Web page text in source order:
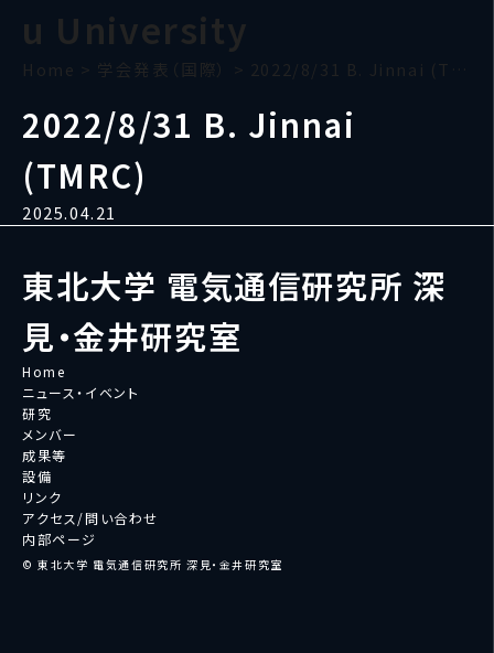
u University
Home > 学会発表（国際） > 2022/8/31 B. Jinnai (TMRC)
2022/8/31 B. Jinnai
(TMRC)
2025.04.21
東北大学 電気通信研究所 深
見・金井研究室
Home
ニュース・イベント
研究
メンバー
成果等
設備
リンク
アクセス/問い合わせ
内部ページ
© 東北大学 電気通信研究所 深見・金井研究室